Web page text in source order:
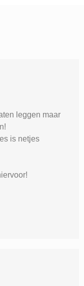
leggen maar
is netjes